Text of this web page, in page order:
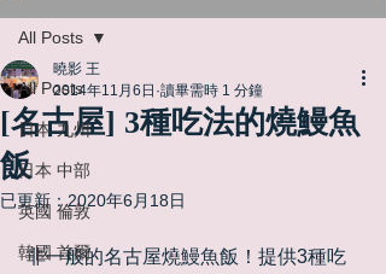
All Posts
日本 九州
日本 中部
英國 倫敦
韓國 首爾
All Posts
[名古屋] 3種吃法的燒鰻魚
飯
曉影 王
2014年11月6日 讀畢需時 1 分鐘
已更新：2020年6月18日
非一般的名古屋燒鰻魚飯！提供3種吃